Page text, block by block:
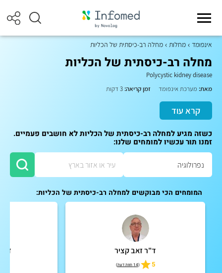
אינפומד מחלות מחלה רב-כיסתית של הכליות
מחלה רב-כיסתית של הכליות
Polycystic kidney disease
מאת: מערכת אינפומד זמן קריאה:
קרא עוד
כשזה מגיע למחלה רב-כיסתית של הכליות לא חושבים פעמיים.
זמנו תור עכשיו למומחים שלנו:
המומחים הכי מבוקשים למחלה רב-כיסתית של הכליות:
ד"ר זאב קציר
5
(14 חוות דעת )